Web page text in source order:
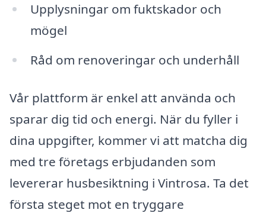
Upplysningar om fuktskador och
mögel
Råd om renoveringar och underhåll
Vår plattform är enkel att använda och
sparar dig tid och energi. När du fyller i
dina uppgifter, kommer vi att matcha dig
med tre företags erbjudanden som
levererar husbesiktning i Vintrosa. Ta det
första steget mot en tryggare